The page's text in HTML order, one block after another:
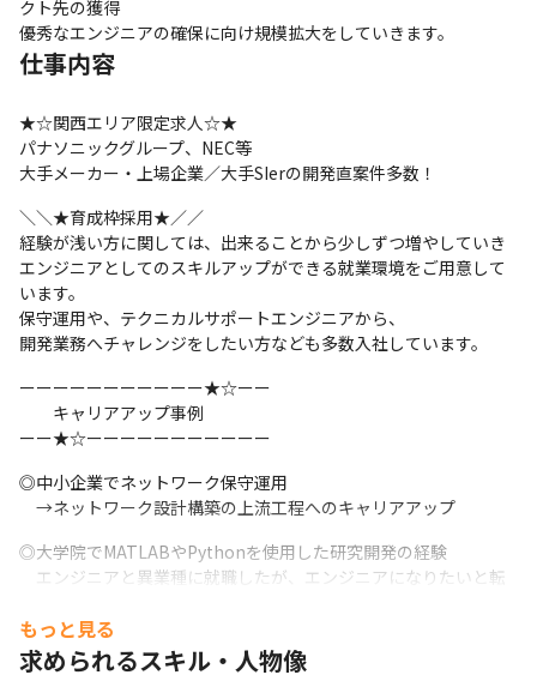
クト先の獲得
優秀なエンジニアの確保に向け規模拡大をしていきます。
仕事内容
★☆関西エリア限定求人☆★
パナソニックグループ、NEC等
大手メーカー・上場企業／大手SIerの開発直案件多数！
＼＼★育成枠採用★／／
経験が浅い方に関しては、出来ることから少しずつ増やしていき
エンジニアとしてのスキルアップができる就業環境をご用意して
います。
保守運用や、テクニカルサポートエンジニアから、
開発業務へチャレンジをしたい方なども多数入社しています。
ーーーーーーーーーーー★☆ーー
キャリアアップ事例
ーー★☆ーーーーーーーーーーー
◎中小企業でネットワーク保守運用
→ネットワーク設計構築の上流工程へのキャリアアップ
◎大学院でMATLABやPythonを使用した研究開発の経験
エンジニアと異業種に就職したが、エンジニアになりたいと転
→大手重工業メーカーでの防衛製品のAI研究開発
◎情報系大学を卒業後、SESでソフトウェア評価
もっと見る
求められるスキル・人物像